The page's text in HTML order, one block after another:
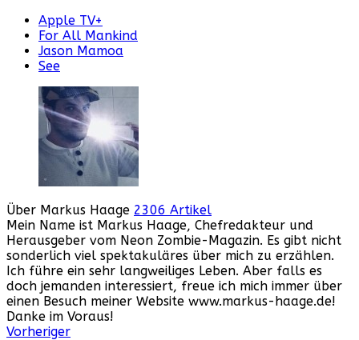
Apple TV+
For All Mankind
Jason Mamoa
See
Über Markus Haage 2306 Artikel
Mein Name ist Markus Haage, Chefredakteur und
Herausgeber vom Neon Zombie-Magazin. Es gibt nicht
sonderlich viel spektakuläres über mich zu erzählen.
Ich führe ein sehr langweiliges Leben. Aber falls es
doch jemanden interessiert, freue ich mich immer über
einen Besuch meiner Website www.markus-haage.de!
Danke im Voraus!
Webseite
Facebook
Instagram
YouTube
Vorheriger